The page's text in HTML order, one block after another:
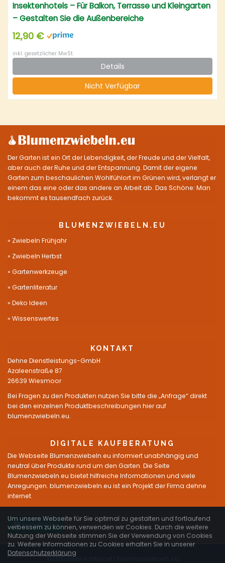
Insektenhotels – Für Balkon, Terrasse und Kleingarten
– Gestalten Sie die Außenbereiche
insektenfreundlich und lernen Sie Ihre Hotelgäste
kennen
12,90 €
inkl. gesetzlicher MwSt.
Details
Nicht Verfügbar
Der Garten ist ein Ort der Lebendigkeit, der Freude und der Vielfalt,
aber auch der Ruhe und der Entspannung. Damit der eigene
Garten zum beschaulichen Wohlfühlort im Grünen wird, verlangt er
einem das eine oder das andere an Arbeit ab. Das Schöne: Man
bekommt es tausendfach zurück.
BLUMENZWIEBELN.EU
Zwiebeln Frühjahr
Zwiebeln Herbst
Gartenwerkzeuge
Gartenliteratur
Deko Ideen
Wissenswertes
KONTAKT
Dehne Dienstleistungs-GmbH
Azaleenstraße 87
26639 Wiesmoor
Bei Fragen zu den Produkten nutzen Sie bitte die „Anfrage“ direkt
bei den einzelnen Produktbeschreibungen hier auf
blumenzwiebeln.eu.
DIGITALE KAUFBERATUNG
Die Webseite Blumenzwiebeln.eu informiert unabhängig und
neutral über Produkte rund um den Garten. Die Seite
Blumenzwiebeln.eu bietet hilfreiche Informationen und viele
Anregungen. blumenzwiebeln.eu ist ein Projekt der Firma dehne
internet.
Facebook
©2021 dehne internet |
Um unsere Webseite für Sie optimal zu gestalten und fortlaufend
verbessern zu können, verwenden wir Cookies. Durch die weitere
Nutzung der Webseite stimmen Sie der Verwendung von Cookies
zu. Weitere Informationen zu Cookies erhalten Sie in unserer
Datenschutzerklärung